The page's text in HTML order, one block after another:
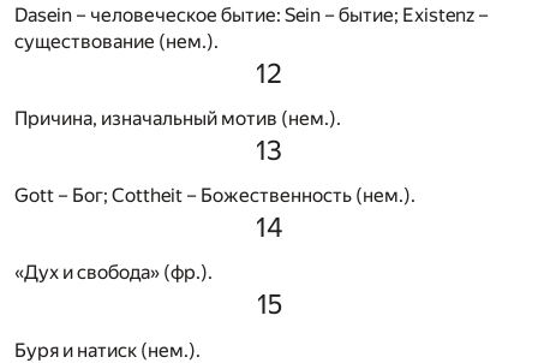
Dasein – человеческое бытие: Sein – бытие; Existenz –
существование (нем.).
12
Причина, изначальный мотив (нем.).
13
Gott – Бог; Cottheit – Божественность (нем.).
14
«Дух и свобода» (фр.).
15
Буря и натиск (нем.).